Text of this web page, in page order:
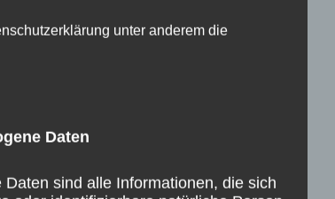
unter anderem die
Daten
Daten sind alle Informationen, die sich